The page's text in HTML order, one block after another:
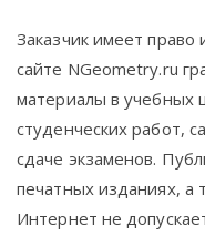
Заказчик имеет
сайте NGeometry.ru
материалы в учебных
студенческих работ,
сдаче экзаменов.
печатных изданиях, а
Интернет не